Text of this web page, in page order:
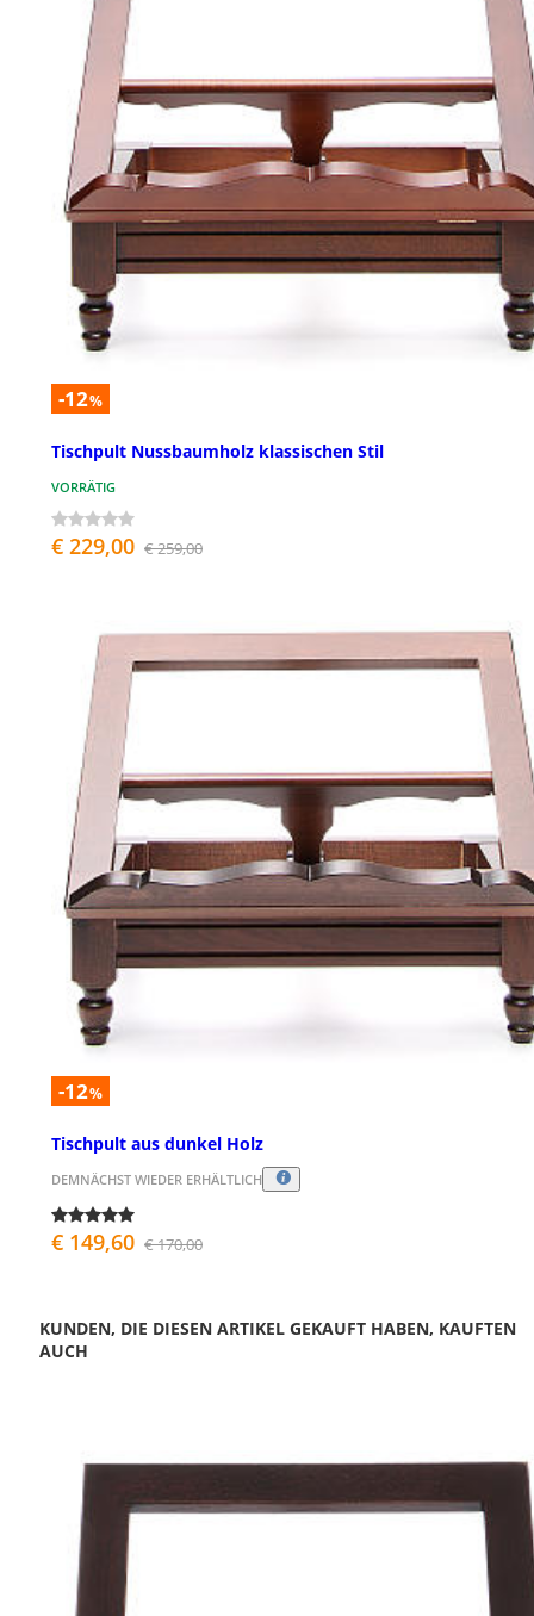
-12%
Tischpult Nussbaumholz klassischen Stil
VORRÄTIG
€ 229,00 € 259,00
-12%
Tischpult aus dunkel Holz
DEMNÄCHST WIEDER ERHÄLTLICH
€ 149,60 € 170,00
KUNDEN, DIE DIESEN ARTIKEL GEKAUFT HABEN, KAUFTEN
AUCH